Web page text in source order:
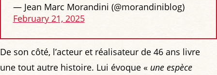
— Jean Marc Morandini (@morandiniblog)
February 21, 2025
De son côté, l’acteur et réalisateur de 46 ans livre
une tout autre histoire. Lui évoque « une espèce